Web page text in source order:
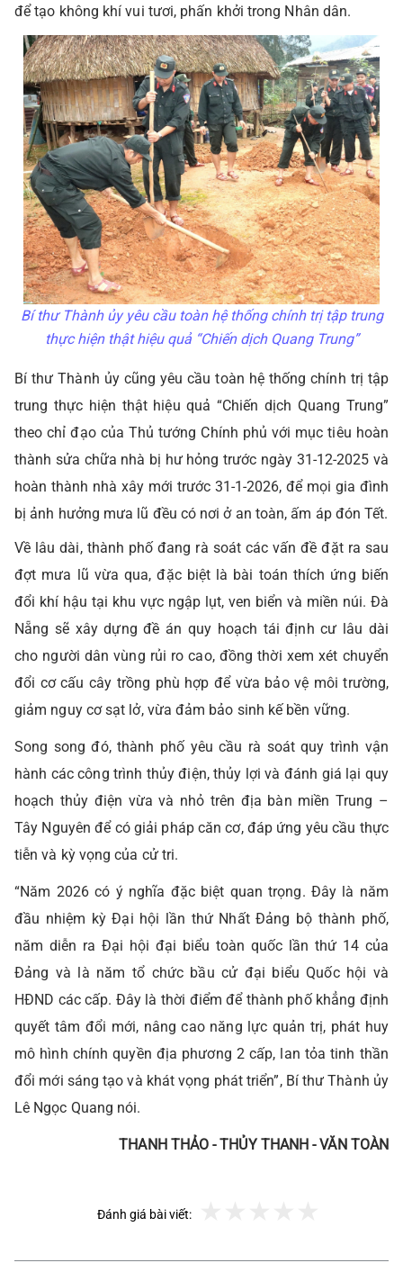
để tạo không khí vui tươi, phấn khởi trong Nhân dân.
Bí thư Thành ủy yêu cầu toàn hệ thống chính trị tập trung
thực hiện thật hiệu quả “Chiến dịch Quang Trung”
Bí thư Thành ủy cũng yêu cầu toàn hệ thống chính trị tập
trung thực hiện thật hiệu quả “Chiến dịch Quang Trung”
theo chỉ đạo của Thủ tướng Chính phủ với mục tiêu hoàn
thành sửa chữa nhà bị hư hỏng trước ngày 31-12-2025 và
hoàn thành nhà xây mới trước 31-1-2026, để mọi gia đình
bị ảnh hưởng mưa lũ đều có nơi ở an toàn, ấm áp đón Tết.
Về lâu dài, thành phố đang rà soát các vấn đề đặt ra sau
đợt mưa lũ vừa qua, đặc biệt là bài toán thích ứng biến
đổi khí hậu tại khu vực ngập lụt, ven biển và miền núi. Đà
Nẵng sẽ xây dựng đề án quy hoạch tái định cư lâu dài
cho người dân vùng rủi ro cao, đồng thời xem xét chuyển
đổi cơ cấu cây trồng phù hợp để vừa bảo vệ môi trường,
giảm nguy cơ sạt lở, vừa đảm bảo sinh kế bền vững.
Song song đó, thành phố yêu cầu rà soát quy trình vận
hành các công trình thủy điện, thủy lợi và đánh giá lại quy
hoạch thủy điện vừa và nhỏ trên địa bàn miền Trung –
Tây Nguyên để có giải pháp căn cơ, đáp ứng yêu cầu thực
tiễn và kỳ vọng của cử tri.
“Năm 2026 có ý nghĩa đặc biệt quan trọng. Đây là năm
đầu nhiệm kỳ Đại hội lần thứ Nhất Đảng bộ thành phố,
năm diễn ra Đại hội đại biểu toàn quốc lần thứ 14 của
Đảng và là năm tổ chức bầu cử đại biểu Quốc hội và
HĐND các cấp. Đây là thời điểm để thành phố khẳng định
quyết tâm đổi mới, nâng cao năng lực quản trị, phát huy
mô hình chính quyền địa phương 2 cấp, lan tỏa tinh thần
đổi mới sáng tạo và khát vọng phát triển”, Bí thư Thành ủy
Lê Ngọc Quang nói.
THANH THẢO - THỦY THANH - VĂN TOÀN
Đánh giá bài viết: